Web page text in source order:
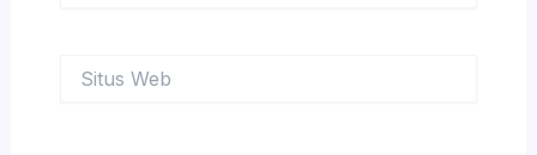
Web